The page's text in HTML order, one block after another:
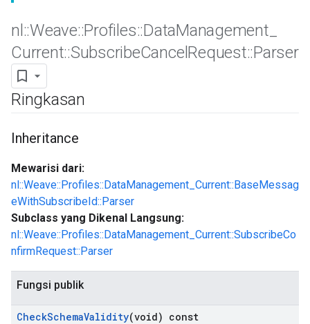
nl ::Weave::Profiles::DataManagement
Current::SubscribeCancel Request::Parser
Ringkasan
Inheritance
Mewarisi dari:
nl::Weave::Profiles::DataManagement_Current::BaseMessag
eWithSubscribeId::Parser
Subclass yang Dikenal Langsung:
nl::Weave::Profiles::DataManagement_Current::SubscribeCo
nfirmRequest::Parser
Fungsi publik
CheckSchemaValidity(void) const